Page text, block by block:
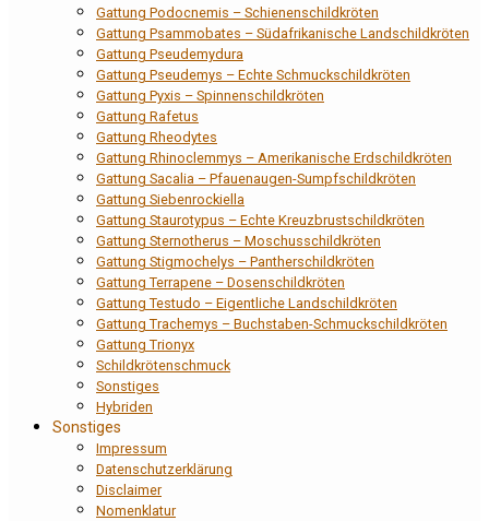
Gattung Podocnemis – Schienenschildkröten
Gattung Psammobates – Südafrikanische Landschildkröten
Gattung Pseudemydura
Gattung Pseudemys – Echte Schmuckschildkröten
Gattung Pyxis – Spinnenschildkröten
Gattung Rafetus
Gattung Rheodytes
Gattung Rhinoclemmys – Amerikanische Erdschildkröten
Gattung Sacalia – Pfauenaugen-Sumpfschildkröten
Gattung Siebenrockiella
Gattung Staurotypus – Echte Kreuzbrustschildkröten
Gattung Sternotherus – Moschusschildkröten
Gattung Stigmochelys – Pantherschildkröten
Gattung Terrapene – Dosenschildkröten
Gattung Testudo – Eigentliche Landschildkröten
Gattung Trachemys – Buchstaben-Schmuckschildkröten
Gattung Trionyx
Schildkrötenschmuck
Sonstiges
Hybriden
Sonstiges
Impressum
Datenschutzerklärung
Disclaimer
Nomenklatur